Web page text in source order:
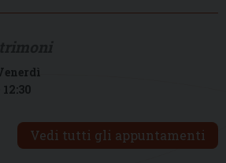
12:30
Vedi tutti gli appuntamenti